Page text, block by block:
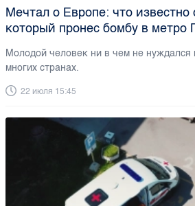
Мечтал о Европе: что известно
который пронес бомбу в метро
Молодой человек ни в чем не нуждался
многих странах.
22 июля 15:45